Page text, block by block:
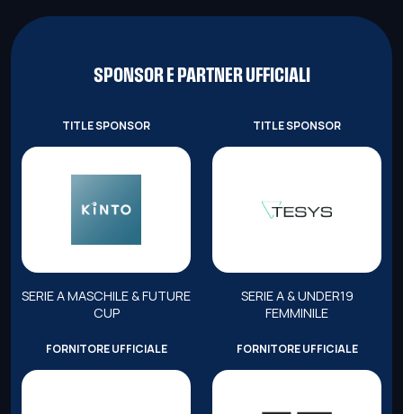
SPONSOR E PARTNER UFFICIALI
TITLE SPONSOR
SERIE A MASCHILE & FUTURE
CUP
TITLE SPONSOR
SERIE A & UNDER19
FEMMINILE
FORNITORE UFFICIALE FORNITORE UFFICIALE